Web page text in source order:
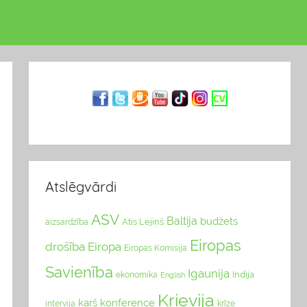
Atslēgvārdi
aizsardzība ASV Atis Lejiņš Baltija budžets
drošība Eiropa Eiropas Komisija Eiropas
Savienība ekonomika English Igaunija Indija
intervija karš konference Krievija krīze